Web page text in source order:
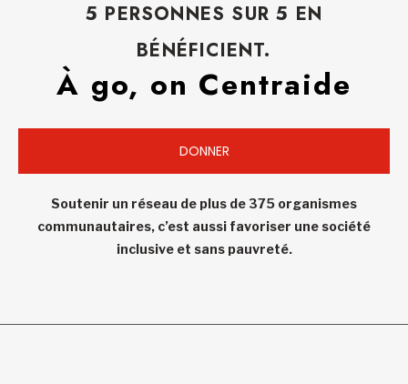
5 PERSONNES SUR 5 EN
BÉNÉFICIENT.
À go, on Centraide
DONNER
Soutenir un réseau de plus de 375 organismes
communautaires, c’est aussi favoriser une société
inclusive et sans pauvreté.